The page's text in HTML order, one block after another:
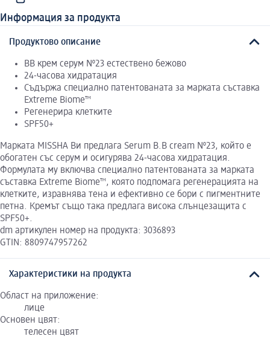
Информация за продукта
Продуктово описание
BB крем серум №23 естествено бежово
24-часова хидратация
Съдържа специално патентованата за марката съставка
Extreme Biome™
Регенерира клетките
SPF50+
Mарката MISSHA Ви предлага Serum B.B cream №23, който е
обогатен със серум и осигурява 24-часова хидратация.
Формулата му включва специално патентованата за марката
съставка Extreme Biome™, която подпомага регенерацията на
клетките, изравнява тена и ефективно се бори с пигментните
петна. Кремът също така предлага висока слънцезащита с
SPF50+.
dm артикулен номер на продукта: 3036893
GTIN: 8809747957262
Характеристики на продукта
Област на приложение:
лице
Основен цвят:
телесен цвят